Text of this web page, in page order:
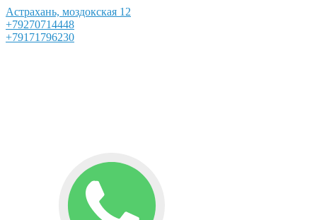
Астрахань, моздокская 12
+79270714448
+79171796230